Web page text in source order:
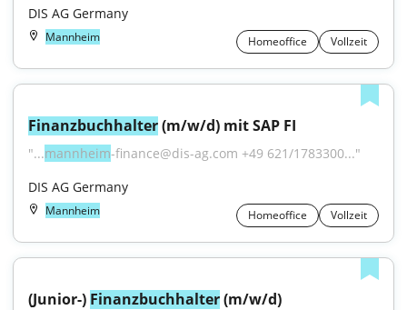
DIS AG Germany
Mannheim Homeoffice Vollzeit
Finanzbuchhalter (m/w/d) mit SAP FI
"...mannheim-finance@dis-ag.com +49 621/1783300..."
DIS AG Germany
Mannheim Homeoffice Vollzeit
(Junior-) Finanzbuchhalter (m/w/d)